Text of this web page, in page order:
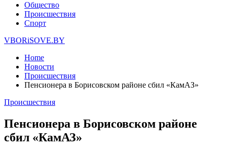
Общество
Происшествия
Спорт
VBORiSOVE.BY
Home
Новости
Происшествия
Пенсионера в Борисовском районе сбил «КамАЗ»
Происшествия
Пенсионера в Борисовском районе
сбил «КамАЗ»